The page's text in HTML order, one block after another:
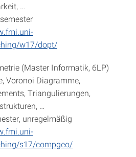
…
w17/dopt/
(Master Informatik, 6LP)
Voronoi Diagramme,
Triangulierungen,
…
unregelmäßig
s17/compgeo/